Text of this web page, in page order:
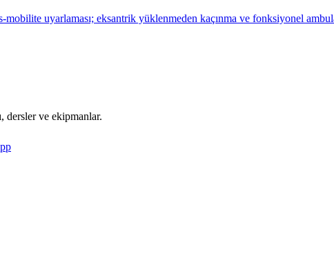
uyarlaması; eksantrik yüklenmeden kaçınma ve fonksiyonel
dersler ve ekipmanlar.